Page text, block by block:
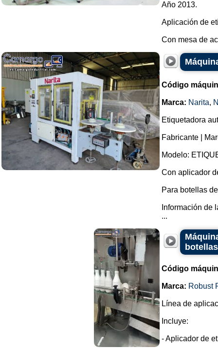
Año 2013.
Aplicación de
Con mesa de
Código
Marca: Narita,
Etiquetadora
Fabricante |
Modelo:
Con aplicador
Para botellas
Información de
...
botellas
Código
Marca: Robust
Línea de
Incluye:
- Aplicador de